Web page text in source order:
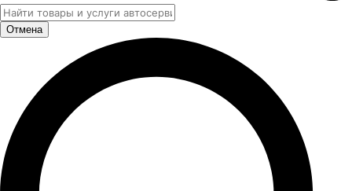
Отмена